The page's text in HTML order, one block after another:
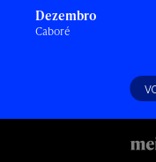
Dezembro
Caboré